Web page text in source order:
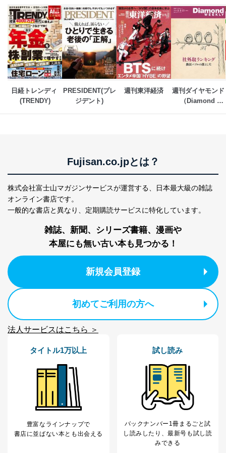
6
定期購読サービス
等をご利用の方の
個人情報
ル等による商品、
サービス、キャンペーン等の広告
に関するご案内のため
7
SNS公式アカウン
トに登録された方
当社のサービス利用状況の把握お
よびその分析のため
お問い合わせ対応、トラブル対
処、オペレーター教育など応対品
質向上のため
その他当社のプライバシーポリシ
ー等にて公表する利用目的達成の
ため
各SNS運営会社様にご請求いただきますようお願い致し
３．個人情報の第三者提供について
当社は、取得した個人情報を適切に管理し､あらかじめ
本人の同意を得ることなく第三者に提供することはあり
法令に基づく場合
人の生命､身体または財産の保護のために必要がある
場合であって、本人の同意を得ることが困難であると
公衆衛生の向上または児童の健全な育成の推進のため
国の機関もしくは地方公共団体またはその委託を受け
により当該事務の遂行に支障を及ぼすおそれがあると
上記２．の利用目的を実施するために守秘義務を結ん
託・提供する場合、その業務に必要な範囲で委託・提
供先企業に個人情報を開示することがあります。
委託・提供先企業は具体的には以下のような企業です
が、これらに限りません。
委託先：カスタマーサポート支援会社 、クレジッ
トカード決済などの決済代行・料金回収会社、広
告配信サービス会社
提供先：出版社、出版物発売元、卸売会社、販売
店など商品の供給者、梱包会社、配送会社、新聞
日経トレンディ
(TRENDY)
PRESIDENT(プレ
ジデント)
週刊東洋経済
週刊ダイヤモンド
（Diamond
Fujisan.co.jpとは？
株式会社富士山マガジンサービスが運営する、
日本最大級の雑誌
オンライン書店です。
一般的な書店と異なり、 定期購読サービスに特化しています。
雑誌、新聞、シリーズ書籍、漫画や
本屋にも無い古い本も見つかる！
新規会員登録
初めてご利用の方へ
法人サービスはこちら ＞
タイトル1万以上
豊富なラインナップで
書店に並ばない本とも出会える
試し読み
バックナンバー1冊まるごと試
し読み したり、最新号も試し読
みできる